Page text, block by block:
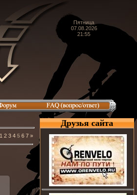
Пятница
07.08.2026
21:55
1 2 3 4 5 6 7 »
Друзья сайта